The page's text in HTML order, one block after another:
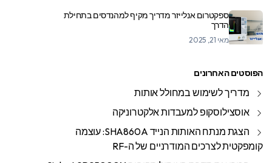
ספקטרום אנלייזר מדריך מקיף למהנדסים בתחילת
הדרך
מאי 21, 2025
הפוסטים האחרונים
מדריך לשימוש במחולל אותות
אוסצילוסקופ למעבדות אלקטרוניקה
הצגת מנתח האותות הנייד SHA860A: עוצמה
קומפקטית לצרכים המודרניים של ה-RF